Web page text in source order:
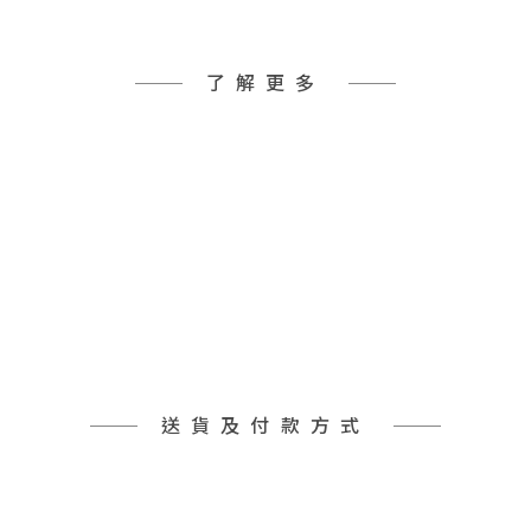
了解更多
送貨及付款方式